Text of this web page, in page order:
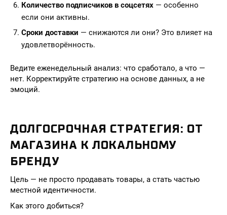
Количество подписчиков в соцсетях — особенно
если они активны.
Сроки доставки — снижаются ли они? Это влияет на
удовлетворённость.
Ведите еженедельный анализ: что сработало, а что —
нет. Корректируйте стратегию на основе данных, а не
эмоций.
ДОЛГОСРОЧНАЯ СТРАТЕГИЯ: ОТ
МАГАЗИНА К ЛОКАЛЬНОМУ
БРЕНДУ
Цель — не просто продавать товары, а стать частью
местной идентичности.
Как этого добиться?